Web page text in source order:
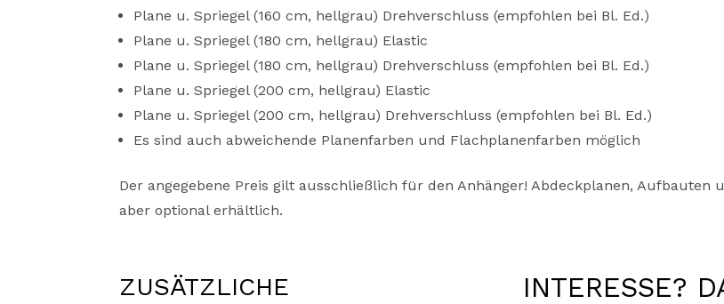
Plane u. Spriegel (160 cm, hellgrau) Drehverschluss (empfohlen bei Bl. Ed.)
Plane u. Spriegel (180 cm, hellgrau) Elastic
Plane u. Spriegel (180 cm, hellgrau) Drehverschluss (empfohlen bei Bl. Ed.)
Plane u. Spriegel (200 cm, hellgrau) Elastic
Plane u. Spriegel (200 cm, hellgrau) Drehverschluss (empfohlen bei Bl. Ed.)
Es sind auch abweichende Planenfarben und Flachplanenfarben möglich
Der angegebene Preis gilt ausschließlich für den Anhänger! Abdeckplanen,
aber optional erhältlich.
ZUSÄTZLICHE
INTERESSE?